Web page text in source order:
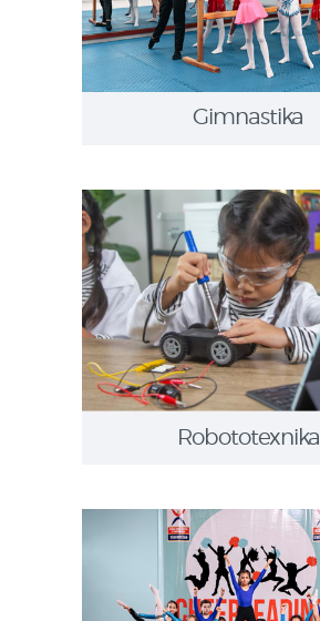
Gimnastika
Robototexnika